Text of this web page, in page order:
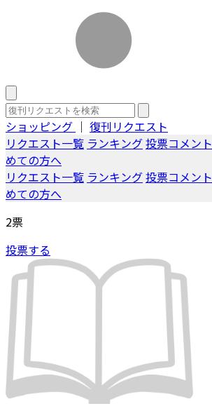
ショッピング ｜ 復刊リクエスト
リクエスト一覧 ランキング投票コメント
めての方へ
リクエスト一覧 ランキング投票コメント
めての方へ
2票
投票する